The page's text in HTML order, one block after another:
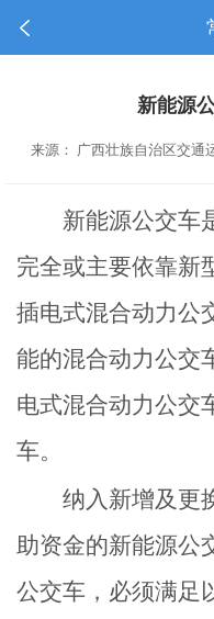
新能源
来源： 广西壮族自治区交
新能源公交车
完全或主要依靠新
插电式混合动力公
能的混合动力公交
电式混合动力公交
车。
纳入新增及更
助资金的新能源公
公交车，必须满